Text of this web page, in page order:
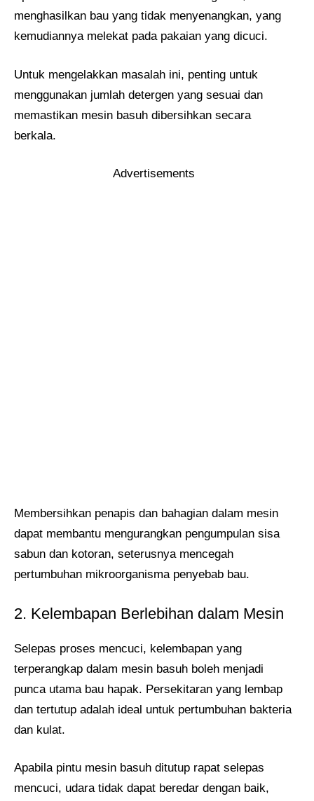
menghasilkan bau yang tidak menyenangkan, yang
kemudiannya melekat pada pakaian yang dicuci.
Untuk mengelakkan masalah ini, penting untuk
menggunakan jumlah detergen yang sesuai dan
memastikan mesin basuh dibersihkan secara
berkala.
Advertisements
Membersihkan penapis dan bahagian dalam mesin
dapat membantu mengurangkan pengumpulan sisa
sabun dan kotoran, seterusnya mencegah
pertumbuhan mikroorganisma penyebab bau.
2. Kelembapan Berlebihan dalam Mesin
Selepas proses mencuci, kelembapan yang
terperangkap dalam mesin basuh boleh menjadi
punca utama bau hapak. Persekitaran yang lembap
dan tertutup adalah ideal untuk pertumbuhan bakteria
dan kulat.
Apabila pintu mesin basuh ditutup rapat selepas
mencuci, udara tidak dapat beredar dengan baik,